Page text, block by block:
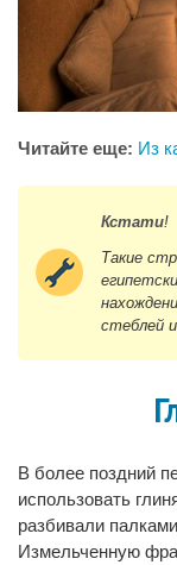
Читайте еще: Из
Кстати!
Такие
стеблей
В более поздний
использовать
разбивали
Измельченную